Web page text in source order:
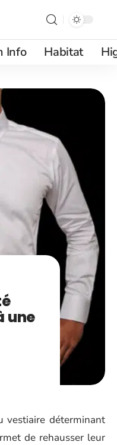
Info Habitat
une
vestiaire déterminant
de rehausser leur